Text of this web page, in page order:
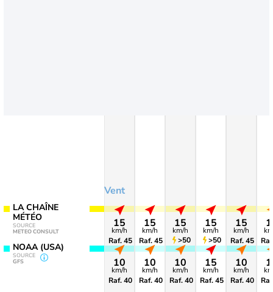
LA CHAÎNE
MÉTÉO
SOURCE
METEO CONSULT
NOAA (USA)
SOURCE
GFS
Vent
15
km/h
Raf. 45
10
km/h
Raf. 40
15
km/h
Raf. 45
10
km/h
Raf. 40
15
km/h
>50
10
km/h
Raf. 40
15
km/h
>50
15
km/h
Raf. 45
15
km/h
Raf. 45
10
km/h
Raf. 40